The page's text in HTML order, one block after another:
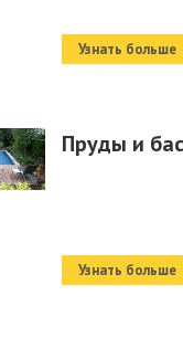
Узнать больше
Пруды и
Узнать больше